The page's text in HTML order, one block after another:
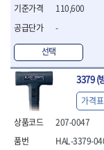
- 빠루
원예.사무용품
- 커터칼
- 전지가위
- 정글칼
- 목공톱
- 고지톱
110,600
-
선택
3379 (
207-0047
HAL-3379-
가격표